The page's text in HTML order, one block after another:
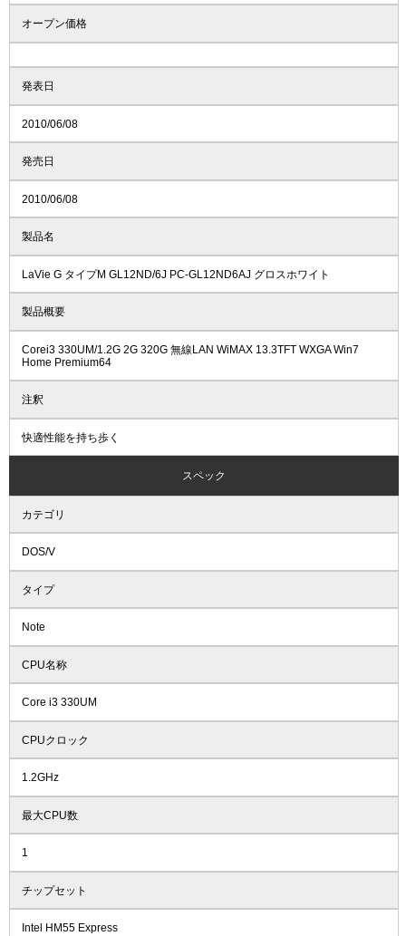
オープン価格
発表日
2010/06/08
発売日
2010/06/08
製品名
LaVie G タイプM GL12ND/6J PC-GL12ND6AJ グロスホワイト
製品概要
Corei3 330UM/1.2G 2G 320G 無線LAN WiMAX 13.3TFT WXGA Win7
Home Premium64
注釈
快適性能を持ち歩く
スペック
カテゴリ
DOS/V
タイプ
Note
CPU名称
Core i3 330UM
CPUクロック
1.2GHz
最大CPU数
1
チップセット
Intel HM55 Express